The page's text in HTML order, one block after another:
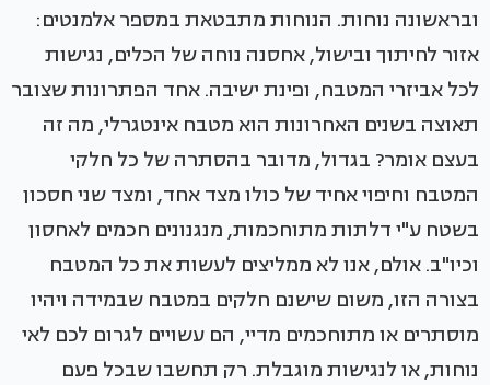
ובראשונה נוחות. הנוחות מתבטאת במספר אלמנטים:
אזור לחיתוך ובישול, אחסנה נוחה של הכלים, נגישות
לכל אביזרי המטבח, ופינת ישיבה. אחד הפתרונות שצובר
תאוצה בשנים האחרונות הוא מטבח אינטגרלי, מה זה
בעצם אומר? בגדול, מדובר בהסתרה של כל חלקי
המטבח וחיפוי אחיד של כולו מצד אחד, ומצד שני חסכון
בשטח ע"י דלתות מתוחכמות, מנגנונים חכמים לאחסון
וכיו"ב. אולם, אנו לא ממליצים לעשות את כל המטבח
בצורה הזו, משום שישנם חלקים במטבח שבמידה ויהיו
מוסתרים או מתוחכמים מדיי, הם עשויים לגרום לכם לאי
נוחות, או לנגישות מוגבלת. רק תחשבו שבכל פעם